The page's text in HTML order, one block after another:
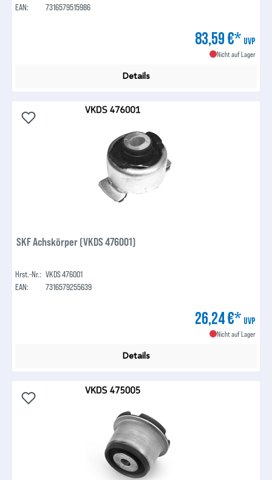
EAN:
7316579515986
83,59 €* UVP
Nicht auf Lager
Details
SKF Achskörper (VKDS 476001)
Hrst.-Nr.: VKDS 476001
EAN:
7316579255639
26,24 €* UVP
Nicht auf Lager
Details